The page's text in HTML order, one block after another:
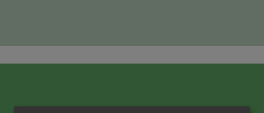
GESCHICHTE DER